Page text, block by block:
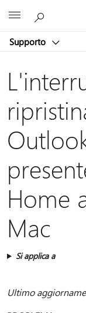
Supporto
Home
Mac
Si applica a
Ultimo